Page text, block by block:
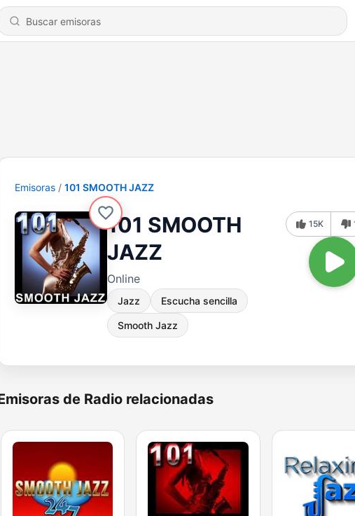
Emisoras 101 SMOOTH JAZZ
101 SMOOTH
JAZZ
Online
Jazz Escucha sencilla
Smooth Jazz
15K
de Radio relacionadas